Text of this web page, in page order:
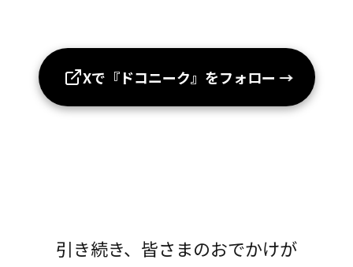
Xで『ドコニーク』をフォロー →
引き続き、皆さまのおでかけが